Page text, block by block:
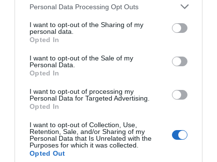
Please note that this website/app uses one or more Google
not limited to your visit or usage behaviour. You may click to
grant or deny consent to Google and its third-party tags to
use your data for below specified purposes in below Google
consent section.
Personal Data Processing Opt Outs
I want to opt-out of the Sharing of my
personal data.
Opted In
I want to opt-out of the Sale of my
Personal Data.
Opted In
I want to opt-out of processing my
Personal Data for Targeted Advertising.
Opted In
I want to opt-out of Collection, Use,
Retention, Sale, and/or Sharing of my
Personal Data that Is Unrelated with the
Purposes for which it was collected.
Opted Out
családi életükkel kapcsolatban.
Bogi a jövőbeli terveire kanyarodva elmondta, szeretne
majd visszatérni énekesnőként és műsorvezetőként is, de
kiegyensúlyozott gyermek lehessen.
Puskás Peti,harmónia,Dallos Bogi
Korábbi bejegyzések Következő bejegyzés